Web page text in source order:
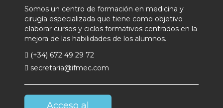
Somos un centro de formación en medicina y
cirugía especializada que tiene como objetivo
elaborar cursos y ciclos formativos centrados en la
mejora de las habilidades de los alumnos.
(+34) 672 49 29 72
secretaria@ifmec.com
Acceso al